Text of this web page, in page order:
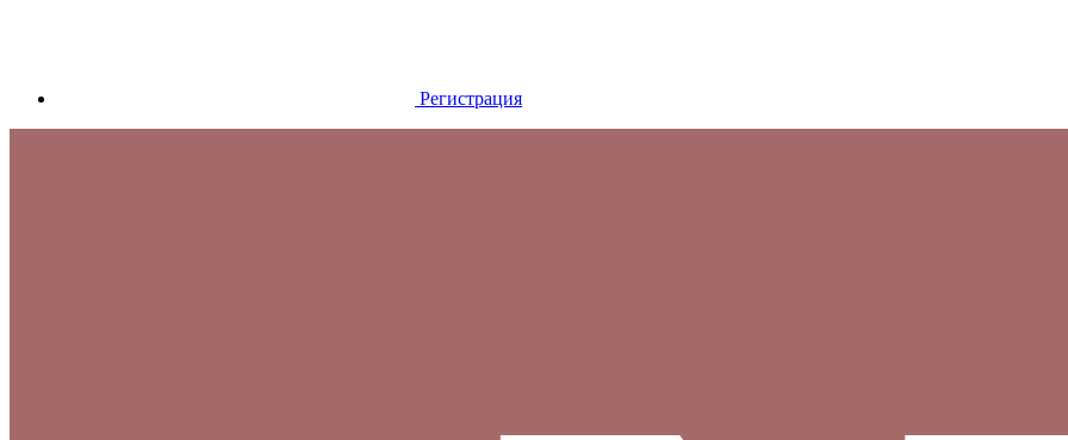
Регистрация